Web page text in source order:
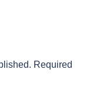
Required